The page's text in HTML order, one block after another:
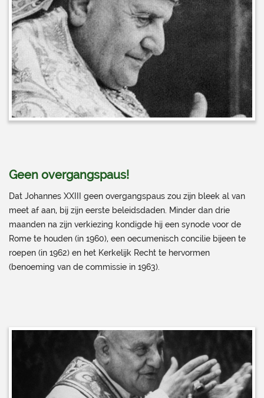
Geen overgangspaus!
Dat Johannes XXIII geen overgangspaus zou zijn bleek al van
meet af aan, bij zijn eerste beleidsdaden. Minder dan drie
maanden na zijn verkiezing kondigde hij een synode voor de
Rome te houden (in 1960), een oecumenisch concilie bijeen te
roepen (in 1962) en het Kerkelijk Recht te hervormen
(benoeming van de commissie in 1963).